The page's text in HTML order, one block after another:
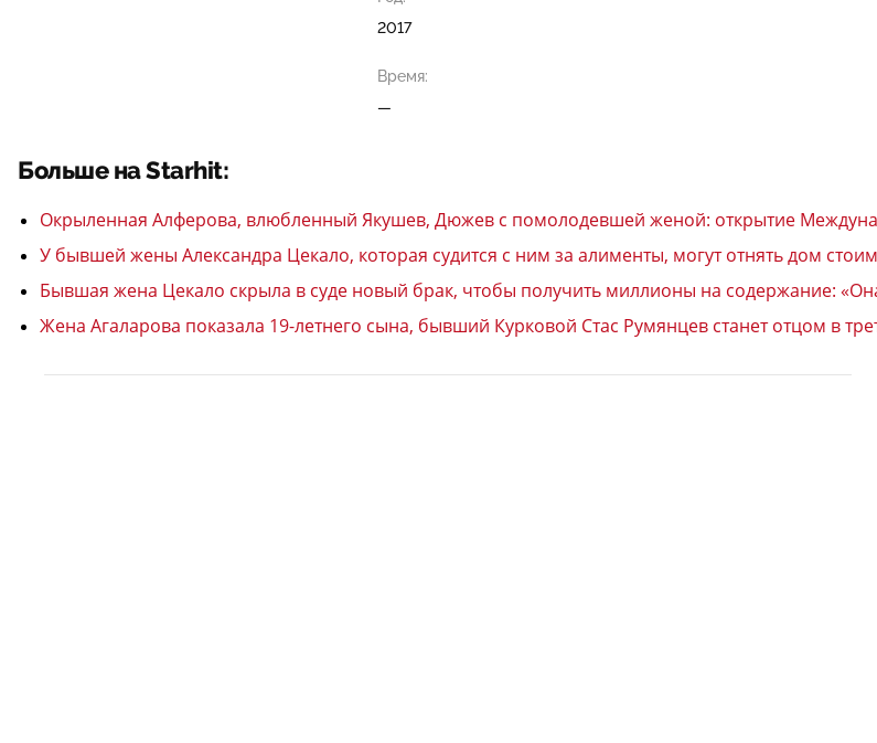
2017
Время:
—
Больше на Starhit:
Окрыленная Алферова, влюбленный Якушев, Дюжев с помолодевшей женой: открытие
У бывшей жены Александра Цекало, которая судится с ним за алименты, могут отнять дом
Бывшая жена Цекало скрыла в суде новый брак, чтобы получить миллионы на содержание:
Жена Агаларова показала 19-летнего сына, бывший Курковой Стас Румянцев станет отцом в